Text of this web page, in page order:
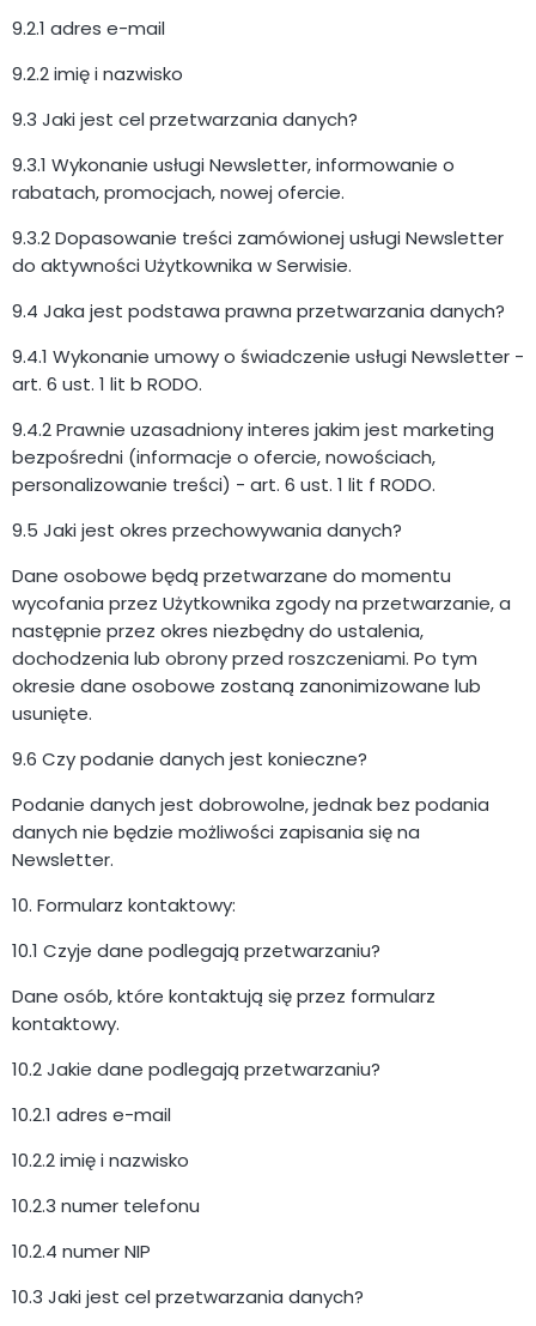
9.2.1 adres e-mail
9.2.2 imię i nazwisko
9.3 Jaki jest cel przetwarzania danych?
9.3.1 Wykonanie usługi Newsletter, informowanie o
rabatach, promocjach, nowej ofercie.
9.3.2 Dopasowanie treści zamówionej usługi Newsletter
do aktywności Użytkownika w Serwisie.
9.4 Jaka jest podstawa prawna przetwarzania danych?
9.4.1 Wykonanie umowy o świadczenie usługi Newsletter -
art. 6 ust. 1 lit b RODO.
9.4.2 Prawnie uzasadniony interes jakim jest marketing
bezpośredni (informacje o ofercie, nowościach,
personalizowanie treści) - art. 6 ust. 1 lit f RODO.
9.5 Jaki jest okres przechowywania danych?
Dane osobowe będą przetwarzane do momentu
wycofania przez Użytkownika zgody na przetwarzanie, a
następnie przez okres niezbędny do ustalenia,
dochodzenia lub obrony przed roszczeniami. Po tym
okresie dane osobowe zostaną zanonimizowane lub
usunięte.
9.6 Czy podanie danych jest konieczne?
Podanie danych jest dobrowolne, jednak bez podania
danych nie będzie możliwości zapisania się na
Newsletter.
10. Formularz kontaktowy:
10.1 Czyje dane podlegają przetwarzaniu?
Dane osób, które kontaktują się przez formularz
kontaktowy.
10.2 Jakie dane podlegają przetwarzaniu?
10.2.1 adres e-mail
10.2.2 imię i nazwisko
10.2.3 numer telefonu
10.2.4 numer NIP
10.3 Jaki jest cel przetwarzania danych?